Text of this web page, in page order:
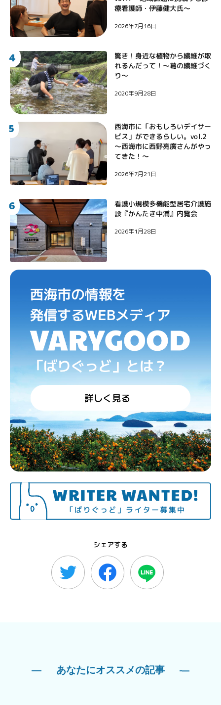
療看護師・伊藤健大氏〜
2026年7月16日
4
驚き！身近な植物から繊維が取
れるんだって！〜葛の繊維づく
り〜
2020年9月28日
5 西海市に「おもしろいデイサー
ビス」ができるらしい。vol.2
〜西海市に西野亮廣さんがやっ
てきた！〜
2026年7月21日
6 看護小規模多機能型居宅介護施
設『かんたき中浦』内覧会
2026年1月28日
シェアする
あなたにオススメの記事